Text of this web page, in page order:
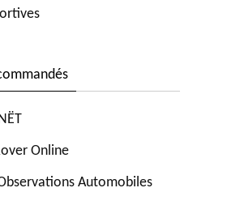
Online
Automobiles